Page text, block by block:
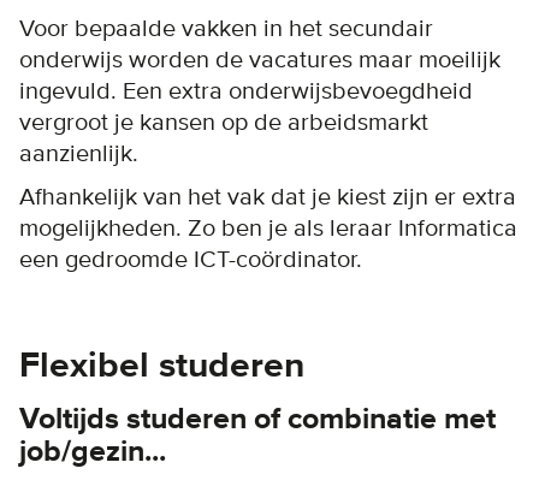
Voor bepaalde vakken in het secundair
onderwijs worden de vacatures maar moeilijk
ingevuld. Een extra onderwijsbevoegdheid
vergroot je kansen op de arbeidsmarkt
aanzienlijk.
Afhankelijk van het vak dat je kiest zijn er extra
mogelijkheden. Zo ben je als leraar Informatica
een gedroomde ICT-coördinator.
Flexibel studeren
Voltijds studeren of combinatie met
job/gezin...